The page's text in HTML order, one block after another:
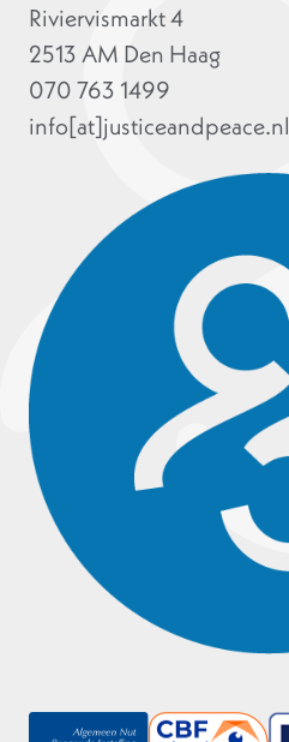
Riviervismarkt 4
2513 AM Den Haag
070 763 1499
info[at]justiceandpeace.nl